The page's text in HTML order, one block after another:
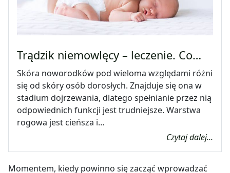
Trądzik niemowlęcy – leczenie. Co…
Skóra noworodków pod wieloma względami różni
się od skóry osób dorosłych. Znajduje się ona w
stadium dojrzewania, dlatego spełnianie przez nią
odpowiednich funkcji jest trudniejsze. Warstwa
rogowa jest cieńsza i…
Czytaj dalej...
Momentem, kiedy powinno się zacząć wprowadzać